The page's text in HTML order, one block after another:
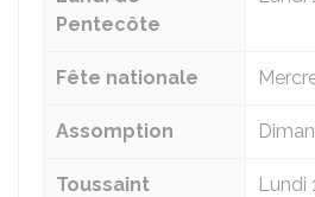
Pentecôte
Fête nationale
Assomption
Toussaint Lundi